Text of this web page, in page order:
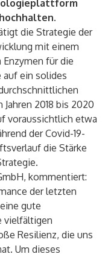
die Strategie der
mit einem
für die
auf ein solides
2018 bis 2020
voraussichtlich etwa
der Covid-19-
die Stärke
kommentiert:
der letzten
gute
vielfältigen
Resilienz, die uns
Um dieses